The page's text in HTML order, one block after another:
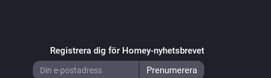
Registrera dig för Homey-nyhetsbrevet